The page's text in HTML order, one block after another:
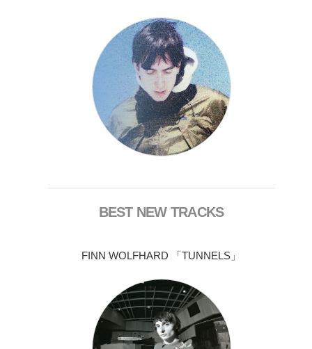
BEST NEW TRACKS
FINN WOLFHARD 「TUNNELS」